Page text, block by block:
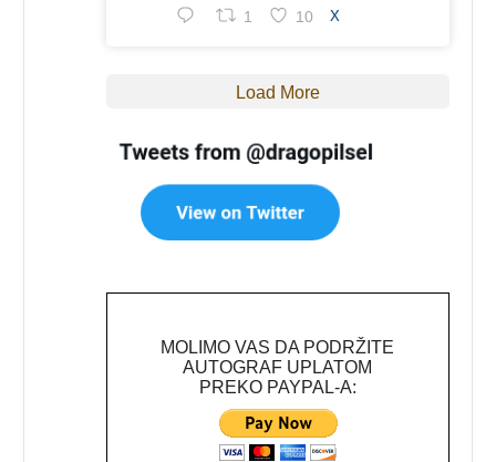
1 10 X
Load More
MOLIMO VAS DA PODRŽITE
AUTOGRAF UPLATOM
PREKO PAYPAL-A: